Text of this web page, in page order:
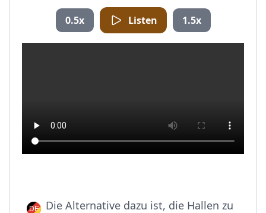
0.5x Listen 1.5x
Die Alternative dazu ist, die Hallen zu